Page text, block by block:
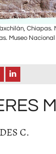
Chiapas.
Museo
C.